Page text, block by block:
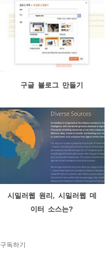
구글 블로그 만들기
시밀러웹 원리, 시밀러웹 데
이터 소스는?
구독하기